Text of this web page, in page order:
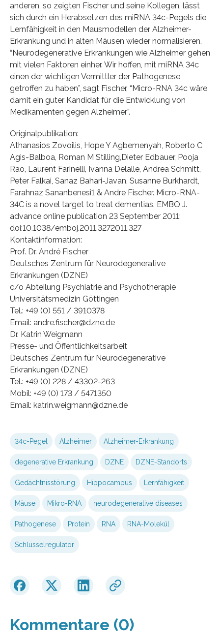
anderen, so zeigten Fischer und seine Kollegen, lässt
sich durch ein Herabsetzen des miRNA 34c-Pegels die
Lernfähigkeit in den Mausmodellen der Alzheimer-
Erkrankung und in alten Mäusen wieder normalisieren.
“Neurodegenerative Erkrankungen wie Alzheimer gehen
mit vielen Faktoren einher. Wir hoffen, mit miRNA 34c
einen der wichtigen Vermittler der Pathogenese
getroffen zu haben”, sagt Fischer, “Micro-RNA 34c wäre
damit ein guter Kandidat für die Entwicklung von
Medikamenten gegen Alzheimer”.
Originalpublikation:
Athanasios Zovoilis, Hope Y Agbemenyah, Roberto C
Agis-Balboa, Roman M Stilling,Dieter Edbauer, Pooja
Rao, Laurent Farinelli, Ivanna Delalle, Andrea Schmitt,
Peter Falkai, Sanaz Bahari-Javan, Susanne Burkhardt,
Farahnaz Sananbenesi1 & Andre Fischer. Micro-RNA-
34C is a novel target to treat dementias. EMBO J.
advance online publication 23 September 2011;
doi:10.1038/emboj.2011.3272011.327
Kontaktinformation:
Prof. Dr. André Fischer
Deutsches Zentrum für Neurodegenerative
Erkrankungen (DZNE)
c/o Abteilung Psychiatrie and Psychotherapie
Universitätsmedizin Göttingen
Tel.: +49 (0) 551 / 3910378
Email: andre.fischer@dzne.de
Dr. Katrin Weigmann
Presse- und Öffentlichkeitsarbeit
Deutsches Zentrum für Neurodegenerative
Erkrankungen (DZNE)
Tel.: +49 (0) 228 / 43302-263
Mobil: +49 (0) 173 / 5471350
Email: katrin.weigmann@dzne.de
34c-Pegel Alzheimer Alzheimer-Erkrankung
degenerative Erkrankung DZNE DZNE-Standorts
Gedächtnisstörung Hippocampus Lernfähigkeit
Mäuse Mikro-RNA neurodegenerative diseases
Pathogenese Protein RNA RNA-Molekül
Schlüsselregulator
Kommentare (0)